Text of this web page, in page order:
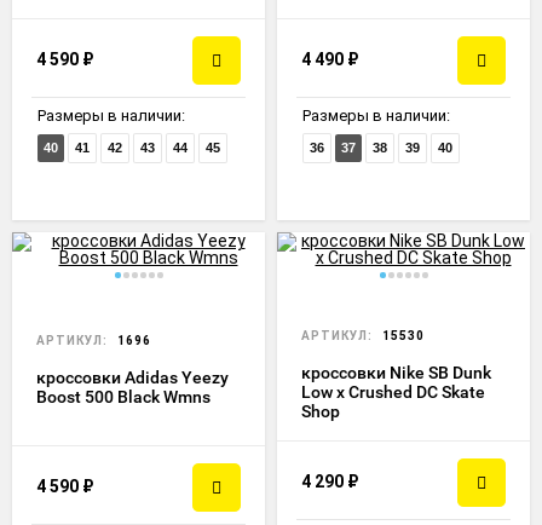
4 590 ₽
Размеры в наличии:
40 41 42 43 44 45
4 490 ₽
Размеры в наличии:
36 37 38 39 40
АРТИКУЛ: 1696
кроссовки Adidas Yeezy
Boost 500 Black Wmns
4 590 ₽
АРТИКУЛ: 15530
кроссовки Nike SB Dunk
Low x Crushed DC Skate
Shop
4 290 ₽